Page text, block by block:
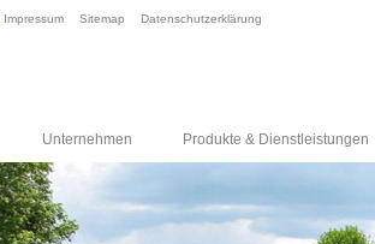
Impressum Sitemap Datenschutzerklärung
Unternehmen Produkte & Dienstleistungen